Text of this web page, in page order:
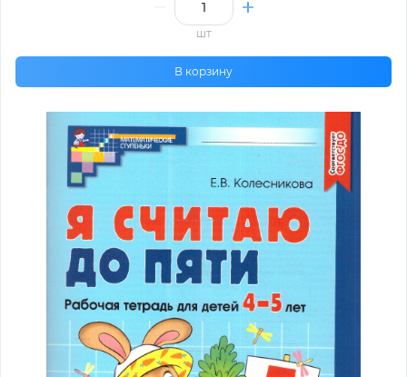
шт
В корзину